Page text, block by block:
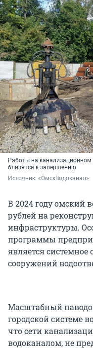
Работы на канализационном
близятся к завершению
Источник: «ОмскВодоканал»
В 2024 году омский
рублей на
инфраструктуры.
программы
является системное
сооружений
Масштабный
городской системе
что сети
водоканалом, не